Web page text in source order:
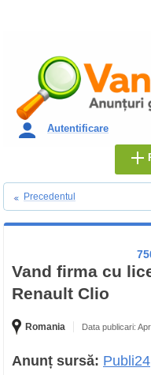
Autentificare
Precedentul
Vand firma cu
Renault Clio
Romania Data publicari:
Anunț sursă: Publi24